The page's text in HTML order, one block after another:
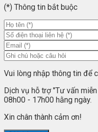
(*) Thông tin bắt buộc
Vui lòng nhập thông tin để
Dịch vụ hỗ trợ "Tư vấn
08h00 - 17h00 hằng ngày.
Xin chân thành cảm ơn!